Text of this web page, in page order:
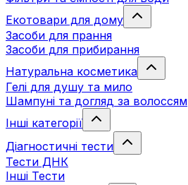
Екотовари для дому
Засоби для прання
Засоби для прибирання
Натуральна косметика
Гелі для душу та мило
Шампуні та догляд за волоссям
Інші категорії
Діагностичні тести
Тести ДНК
Інші Тести